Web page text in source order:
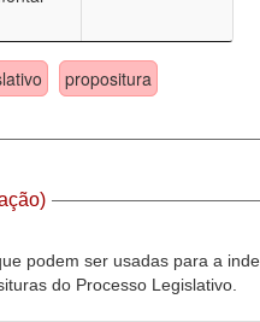
propositura
podem ser usadas para a
do Processo Legislativo.